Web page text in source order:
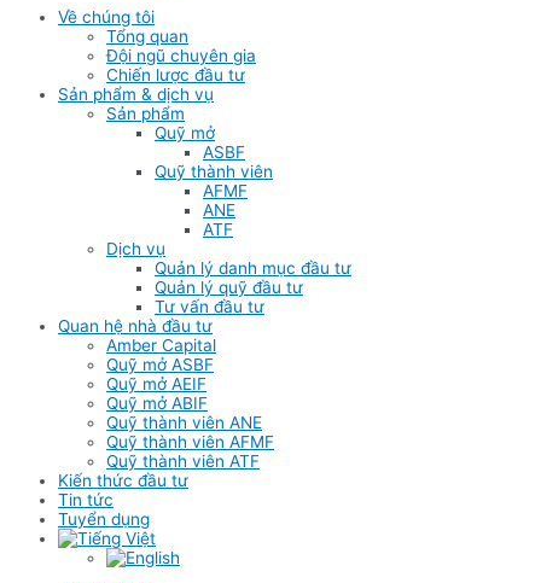
Về chúng tôi
Tổng quan
Đội ngũ chuyên gia
Chiến lược đầu tư
Sản phẩm & dịch vụ
Sản phẩm
Quỹ mở
ASBF
Quỹ thành viên
AFMF
ANE
ATF
Dịch vụ
Quản lý danh mục đầu tư
Quản lý quỹ đầu tư
Tư vấn đầu tư
Quan hệ nhà đầu tư
Amber Capital
Quỹ mở ASBF
Quỹ mở AEIF
Quỹ mở ABIF
Quỹ thành viên ANE
Quỹ thành viên AFMF
Quỹ thành viên ATF
Kiến thức đầu tư
Tin tức
Tuyển dụng